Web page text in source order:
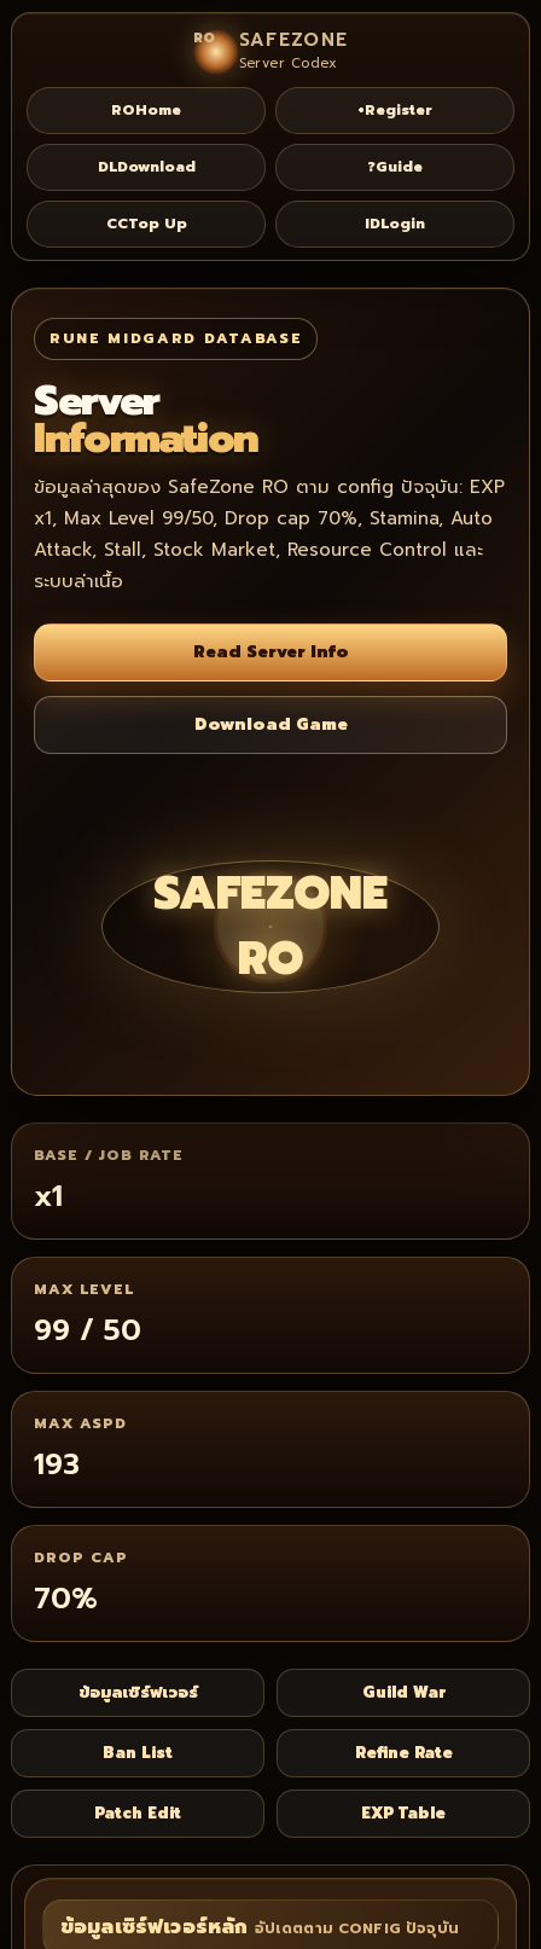
RO SAFEZONE
Server Codex
ROHome +Register
DLDownload ?Guide
CCTop Up IDLogin
RUNE MIDGARD DATABASE
Server
Information
ข้อมูลล่าสุดของ SafeZone RO ตาม config ปัจจุบัน: EXP
x1, Max Level 99/50, Drop cap 70%, Stamina, Auto
Attack, Stall, Stock Market, Resource Control และ
ระบบล่าเนื้อ
SAFEZONE
RO
BASE / JOB RATE
x1
MAX LEVEL
99 / 50
MAX ASPD
193
DROP CAP
70%
ข้อมูลเซิร์ฟเวอร์ Guild War
Ban List Refine Rate
Patch Edit EXP Table
ข้อมูลเซิร์ฟเวอร์หลัก อัปเดตตาม CONFIG ปัจจุบัน